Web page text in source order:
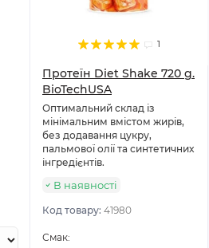
1
Протеїн Diet Shake 720 g.
BioTechUSA
Оптимальний склад із
мінімальним вмістом жирів,
без додавання цукру,
пальмової олії та синтетичних
інгредієнтів.
В наявності
Код товару: 41980
Смак: